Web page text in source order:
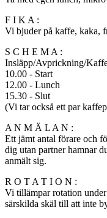
F I K A :
Vi bjuder på kaffe, kaka,
S C H E M A :
Insläpp/Avprickning/
10.00 - Start
12.00 - Lunch
15.30 - Slut
(Vi tar också ett par
A N M Ä L A N :
Ett jämt antal förare och
dig utan partner hamnar
anmält sig.
R O T A T I O N :
Vi tillämpar rotation
särskilda skäl till att inte